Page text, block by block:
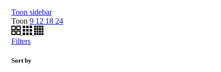
Toon sidebar
Toon 9 12 18 24
Filters
Sort by